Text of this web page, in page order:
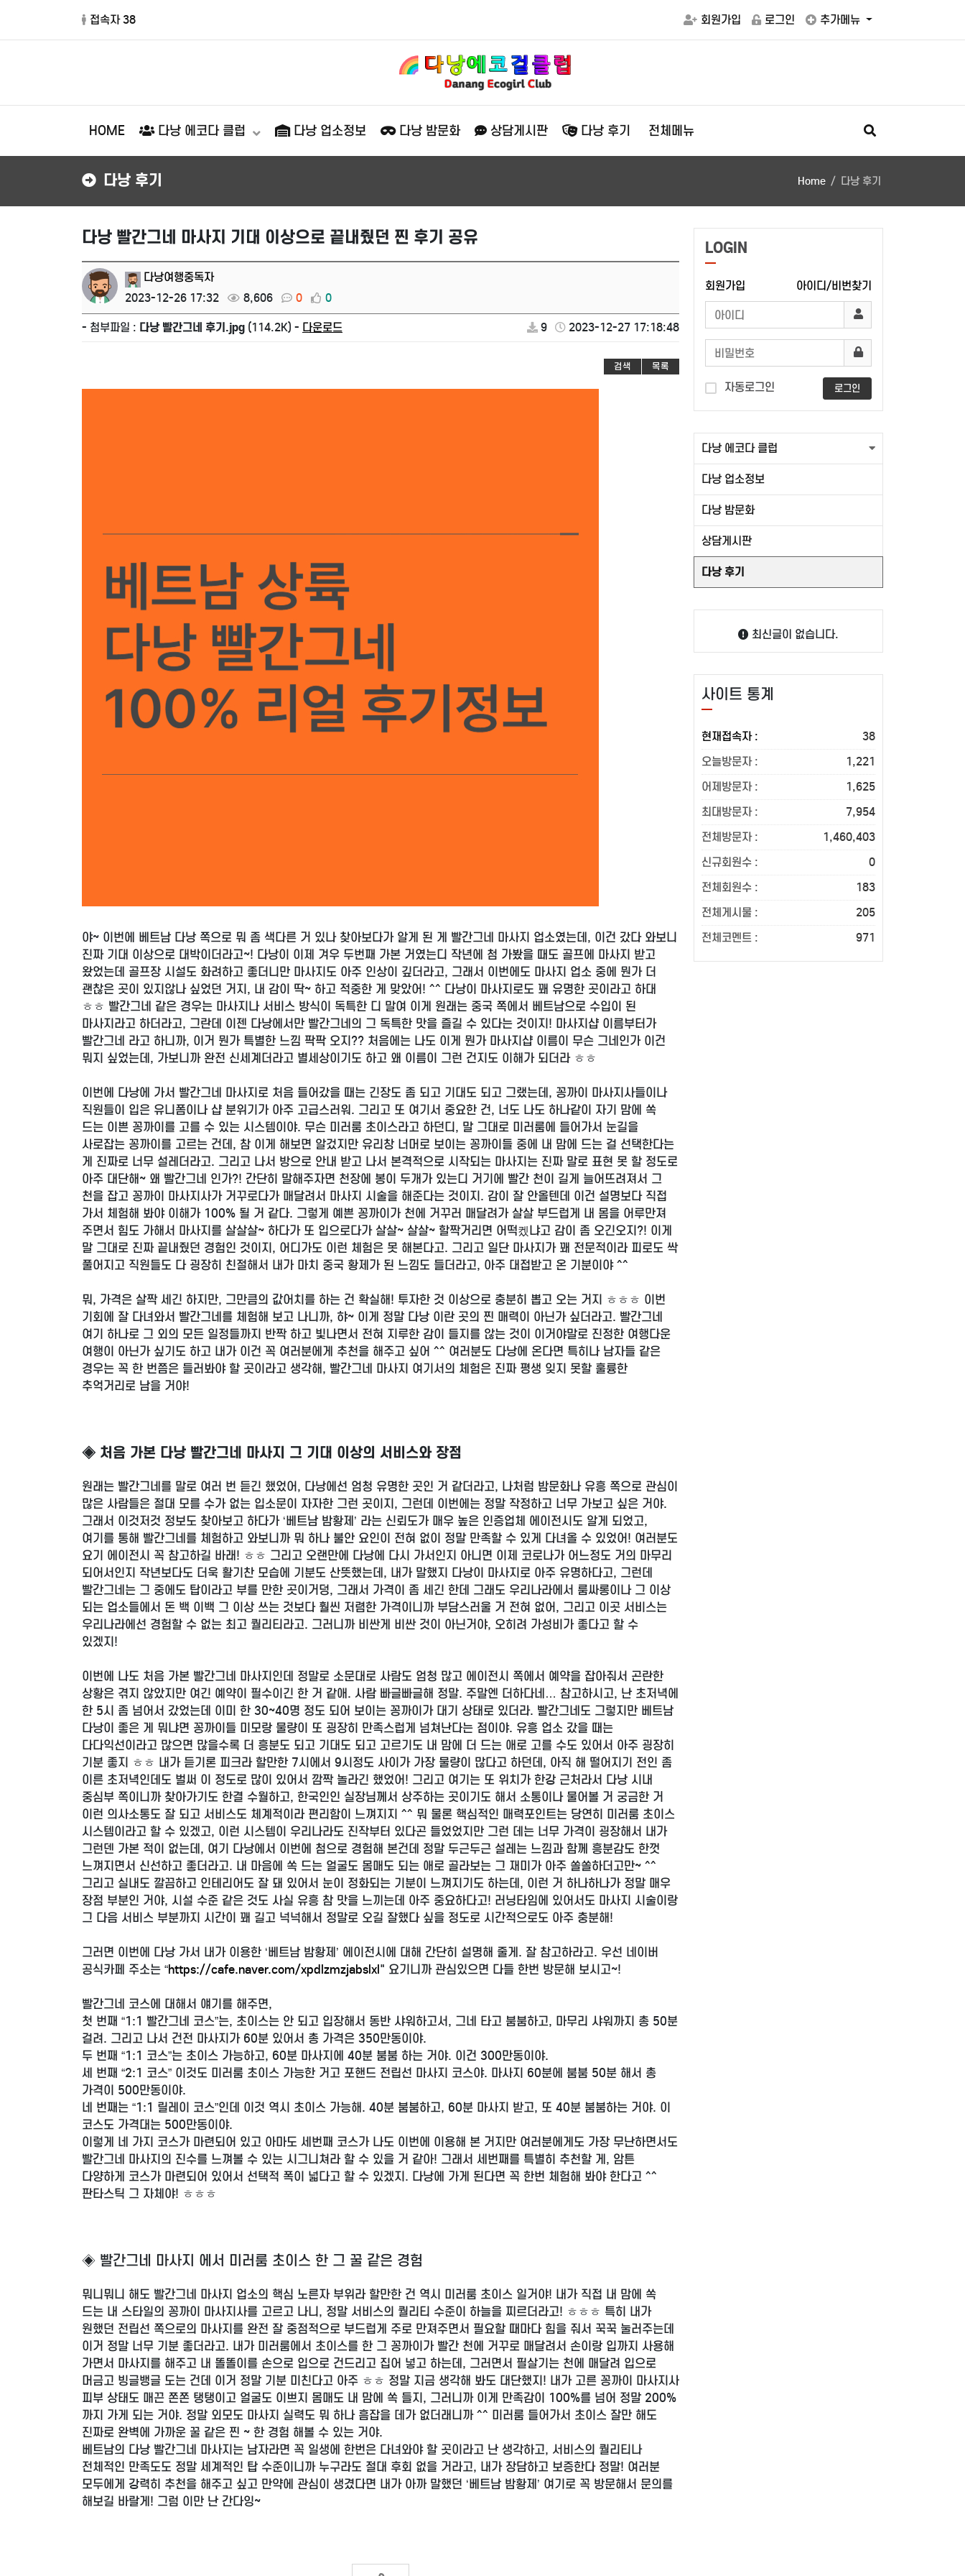
접속자 38 회원가입 로그인 추가메뉴
HOME 다낭 에코다 클럽 다낭 업소정보 다낭 밤문화 상담게시판 다낭 후기 전체메뉴
다낭 후기 Home 다낭 후기
다낭 빨간그네 마사지 기대 이상으로 끝내줬던 찐 후기 공유
다낭여행중독자
2023-12-26 17:32
8,606 0 0
- 첨부파일 : 다낭 빨간그네 후기.jpg (114.2K) - 다운로드 9 2023-12-27 17:18:48
검색 목록
야~ 이번에 베트남 다낭 쪽으로 뭐 좀 색다른 거 있나 찾아보다가 알게 된 게 빨간그네 마사지 업소였는데, 이건 갔다 와보니
진짜 기대 이상으로 대박이더라고~! 다낭이 이제 겨우 두번째 가본 거였는디 작년에 첨 가봤을 때도 골프에 마사지 받고
왔었는데 골프장 시설도 화려하고 좋더니만 마사지도 아주 인상이 깊더라고, 그래서 이번에도 마사지 업소 중에 뭔가 더
괜찮은 곳이 있지않나 싶었던 거지, 내 감이 딱~ 하고 적중한 게 맞았어! ^^ 다낭이 마사지로도 꽤 유명한 곳이라고 하대
ㅎㅎ 빨간그네 같은 경우는 마사지나 서비스 방식이 독특한 디 말여 이게 원래는 중국 쪽에서 베트남으로 수입이 된
마사지라고 하더라고, 그란데 이젠 다낭에서만 빨간그네의 그 독특한 맛을 즐길 수 있다는 것이지! 마사지샵 이름부터가
빨간그네 라고 하니까, 이거 뭔가 특별한 느낌 팍팍 오지?? 처음에는 나도 이게 뭔가 마사지샵 이름이 무슨 그네인가 이건
뭐지 싶었는데, 가보니까 완전 신세계더라고 별세상이기도 하고 왜 이름이 그런 건지도 이해가 되더라 ㅎㅎ
이번에 다낭에 가서 빨간그네 마사지로 처음 들어갔을 때는 긴장도 좀 되고 기대도 되고 그랬는데, 꽁까이 마사지사들이나
직원들이 입은 유니폼이나 샵 분위기가 아주 고급스러워. 그리고 또 여기서 중요한 건, 너도 나도 하나같이 자기 맘에 쏙
드는 이쁜 꽁까이를 고를 수 있는 시스템이야. 무슨 미러룸 초이스라고 하던디, 말 그대로 미러룸에 들어가서 눈길을
사로잡는 꽁까이를 고르는 건데, 참 이게 해보면 알겄지만 유리창 너머로 보이는 꽁까이들 중에 내 맘에 드는 걸 선택한다는
게 진짜로 너무 설레더라고. 그리고 나서 방으로 안내 받고 나서 본격적으로 시작되는 마사지는 진짜 말로 표현 못 할 정도로
아주 대단해~ 왜 빨간그네 인가?! 간단히 말해주자면 천장에 봉이 두개가 있는디 거기에 빨간 천이 길게 늘어뜨려져서 그
천을 잡고 꽁까이 마사지사가 거꾸로다가 매달려서 마사지 시술을 해준다는 것이지. 감이 잘 안올텐데 이건 설명보다 직접
가서 체험해 봐야 이해가 100% 될 거 같다. 그렇게 예쁜 꽁까이가 천에 거꾸러 매달려가 살살 부드럽게 내 몸을 어루만져
주면서 힘도 가해서 마사지를 살살살~ 하다가 또 입으로다가 살살~ 살살~ 할짝거리면 어떡켔냐고 감이 좀 오긴오지?! 이게
말 그대로 진짜 끝내줬던 경험인 것이지, 어디가도 이런 체험은 못 해본다고. 그리고 일단 마사지가 꽤 전문적이라 피로도 싹
풀어지고 직원들도 다 굉장히 친절해서 내가 마치 중국 황제가 된 느낌도 들더라고, 아주 대접받고 온 기분이야 ^^
뭐, 가격은 살짝 세긴 하지만, 그만큼의 값어치를 하는 건 확실해! 투자한 것 이상으로 충분히 뽑고 오는 거지 ㅎㅎㅎ 이번
기회에 잘 다녀와서 빨간그네를 체험해 보고 나니까, 햐~ 이게 정말 다낭 이란 곳의 찐 매력이 아닌가 싶더라고. 빨간그네
여기 하나로 그 외의 모든 일정들까지 반짝 하고 빛나면서 전혀 지루한 감이 들지를 않는 것이 이거야말로 진정한 여행다운
여행이 아닌가 싶기도 하고 내가 이건 꼭 여러분에게 추천을 해주고 싶어 ^^ 여러분도 다낭에 온다면 특히나 남자들 같은
경우는 꼭 한 번쯤은 들러봐야 할 곳이라고 생각해, 빨간그네 마사지 여기서의 체험은 진짜 평생 잊지 못할 훌륭한
추억거리로 남을 거야!
◈ 처음 가본 다낭 빨간그네 마사지 그 기대 이상의 서비스와 장점
원래는 빨간그네를 말로 여러 번 듣긴 했었어, 다낭에선 엄청 유명한 곳인 거 같더라고, 나처럼 밤문화나 유흥 쪽으로 관심이
많은 사람들은 절대 모를 수가 없는 입소문이 자자한 그런 곳이지, 그런데 이번에는 정말 작정하고 너무 가보고 싶은 거야.
그래서 이것저것 정보도 찾아보고 하다가 ‘베트남 밤황제’ 라는 신뢰도가 매우 높은 인증업체 에이전시도 알게 되었고,
여기를 통해 빨간그네를 체험하고 와보니까 뭐 하나 불안 요인이 전혀 없이 정말 만족할 수 있게 다녀올 수 있었어! 여러분도
요기 에이전시 꼭 참고하길 바래! ㅎㅎ 그리고 오랜만에 다낭에 다시 가서인지 아니면 이제 코로나가 어느정도 거의 마무리
되어서인지 작년보다도 더욱 활기찬 모습에 기분도 산뜻했는데, 내가 말했지 다낭이 마사지로 아주 유명하다고, 그런데
빨간그네는 그 중에도 탑이라고 부를 만한 곳이거덩, 그래서 가격이 좀 세긴 한데 그래도 우리나라에서 룸싸롱이나 그 이상
되는 업소들에서 돈 백 이백 그 이상 쓰는 것보다 훨씬 저렴한 가격이니까 부담스러울 거 전혀 없어, 그리고 이곳 서비스는
우리나라에선 경험할 수 없는 최고 퀄리티라고. 그러니까 비싼게 비싼 것이 아닌거야, 오히려 가성비가 좋다고 할 수
있겠지!
이번에 나도 처음 가본 빨간그네 마사지인데 정말로 소문대로 사람도 엄청 많고 에이전시 쪽에서 예약을 잡아줘서 곤란한
상황은 겪지 않았지만 여긴 예약이 필수이긴 한 거 같애. 사람 빠글빠글해 정말. 주말엔 더하다네… 참고하시고, 난 초저녁에
한 5시 좀 넘어서 갔었는데 이미 한 30~40명 정도 되어 보이는 꽁까이가 대기 상태로 있더라. 빨간그네도 그렇지만 베트남
다낭이 좋은 게 뭐냐면 꽁까이들 미모랑 물량이 또 굉장히 만족스럽게 넘쳐난다는 점이야. 유흥 업소 갔을 때는
다다익선이라고 많으면 많을수록 더 흥분도 되고 기대도 되고 고르기도 내 맘에 더 드는 애로 고를 수도 있어서 아주 굉장히
기분 좋지 ㅎㅎ 내가 듣기론 피크라 할만한 7시에서 9시정도 사이가 가장 물량이 많다고 하던데, 아직 해 떨어지기 전인 좀
이른 초저녁인데도 벌써 이 정도로 많이 있어서 깜짝 놀라긴 했었어! 그리고 여기는 또 위치가 한강 근처라서 다낭 시내
중심부 쪽이니까 찾아가기도 한결 수월하고, 한국인인 실장님께서 상주하는 곳이기도 해서 소통이나 물어볼 거 궁금한 거
이런 의사소통도 잘 되고 서비스도 체계적이라 편리함이 느껴지지 ^^ 뭐 물론 핵심적인 매력포인트는 당연히 미러룸 초이스
시스템이라고 할 수 있겠고, 이런 시스템이 우리나라도 진작부터 있다곤 들었었지만 그런 데는 너무 가격이 굉장해서 내가
그런덴 가본 적이 없는데, 여기 다낭에서 이번에 첨으로 경험해 본건데 정말 두근두근 설레는 느낌과 함께 흥분감도 한껏
느껴지면서 신선하고 좋더라고. 내 마음에 쏙 드는 얼굴도 몸매도 되는 애로 골라보는 그 재미가 아주 쏠쏠하더고만~ ^^
그리고 실내도 깔끔하고 인테리어도 잘 돼 있어서 눈이 정화되는 기분이 느껴지기도 하는데, 이런 거 하나하나가 정말 매우
장점 부분인 거야, 시설 수준 같은 것도 사실 유흥 참 맛을 느끼는데 아주 중요하다고! 러닝타임에 있어서도 마사지 시술이랑
그 다음 서비스 부분까지 시간이 꽤 길고 넉넉해서 정말로 오길 잘했다 싶을 정도로 시간적으로도 아주 충분해!
그러면 이번에 다낭 가서 내가 이용한 ‘베트남 밤황제’ 에이전시에 대해 간단히 설명해 줄게. 잘 참고하라고. 우선 네이버
공식카페 주소는 “https://cafe.naver.com/xpdlzmzjabslxl " 요기니까 관심있으면 다들 한번 방문해 보시고~!
빨간그네 코스에 대해서 얘기를 해주면,
첫 번째 “1:1 빨간그네 코스”는, 초이스는 안 되고 입장해서 동반 샤워하고서, 그네 타고 붐붐하고, 마무리 샤워까지 총 50분
걸려. 그리고 나서 건전 마사지가 60분 있어서 총 가격은 350만동이야.
두 번째 “1:1 코스”는 초이스 가능하고, 60분 마사지에 40분 붐붐 하는 거야. 이건 300만동이야.
세 번째 “2:1 코스” 이것도 미러룸 초이스 가능한 거고 포핸드 전립선 마사지 코스야. 마사지 60분에 붐붐 50분 해서 총
가격이 500만동이야.
네 번째는 “1:1 릴레이 코스”인데 이것 역시 초이스 가능해. 40분 붐붐하고, 60분 마사지 받고, 또 40분 붐붐하는 거야. 이
코스도 가격대는 500만동이야.
이렇게 네 가지 코스가 마련되어 있고 아마도 세번째 코스가 나도 이번에 이용해 본 거지만 여러분에게도 가장 무난하면서도
빨간그네 마사지의 진수를 느껴볼 수 있는 시그니쳐라 할 수 있을 거 같아! 그래서 세번째를 특별히 추천할 게, 암튼
다양하게 코스가 마련되어 있어서 선택적 폭이 넓다고 할 수 있겠지. 다낭에 가게 된다면 꼭 한번 체험해 봐야 한다고 ^^
판타스틱 그 자체야! ㅎㅎㅎ
◈ 빨간그네 마사지 에서 미러룸 초이스 한 그 꿀 같은 경험
뭐니뭐니 해도 빨간그네 마사지 업소의 핵심 노른자 부위라 할만한 건 역시 미러룸 초이스 일거야! 내가 직접 내 맘에 쏙
드는 내 스타일의 꽁까이 마사지사를 고르고 나니, 정말 서비스의 퀄리티 수준이 하늘을 찌르더라고! ㅎㅎㅎ 특히 내가
원했던 전립선 쪽으로의 마사지를 완전 잘 중점적으로 부드럽게 주로 만져주면서 필요할 때마다 힘을 줘서 꾹꾹 눌러주는데
이거 정말 너무 기분 좋더라고. 내가 미러룸에서 초이스를 한 그 꽁까이가 빨간 천에 거꾸로 매달려서 손이랑 입까지 사용해
가면서 마사지를 해주고 내 똘똘이를 손으로 입으로 건드리고 집어 넣고 하는데, 그러면서 필살기는 천에 매달려 입으로
머금고 빙글뱅글 도는 건데 이거 정말 기분 미친다고 아주 ㅎㅎ 정말 지금 생각해 봐도 대단했지! 내가 고른 꽁까이 마사지사
피부 상태도 매끈 쫀쫀 탱탱이고 얼굴도 이쁘지 몸매도 내 맘에 쏙 들지, 그러니까 이게 만족감이 100%를 넘어 정말 200%
까지 가게 되는 거야. 정말 외모도 마사지 실력도 뭐 하나 흠잡을 데가 없더래니까 ^^ 미러룸 들어가서 초이스 잘만 해도
진짜로 완벽에 가까운 꿀 같은 찐 ~ 한 경험 해볼 수 있는 거야.
베트남의 다낭 빨간그네 마사지는 남자라면 꼭 일생에 한번은 다녀와야 할 곳이라고 난 생각하고, 서비스의 퀄리티나
전체적인 만족도도 정말 세계적인 탑 수준이니까 누구라도 절대 후회 없을 거라고, 내가 장담하고 보증한다 정말! 여러분
모두에게 강력히 추천을 해주고 싶고 만약에 관심이 생겼다면 내가 아까 말했던 ‘베트남 밤황제’ 여기로 꼭 방문해서 문의를
해보길 바랄게! 그럼 이만 난 간다잉~
LOGIN
회원가입 아이디/비번찾기
자동로그인 로그인
다낭 에코다 클럽
다낭 업소정보
다낭 밤문화
상담게시판
다낭 후기
최신글이 없습니다.
사이트 통계
현재접속자 :
38
오늘방문자 :
1,221
어제방문자 :
1,625
최대방문자 :
7,954
전체방문자 :
1,460,403
신규회원수 :
0
전체회원수 :
183
전체게시물 :
205
전체코멘트 :
971